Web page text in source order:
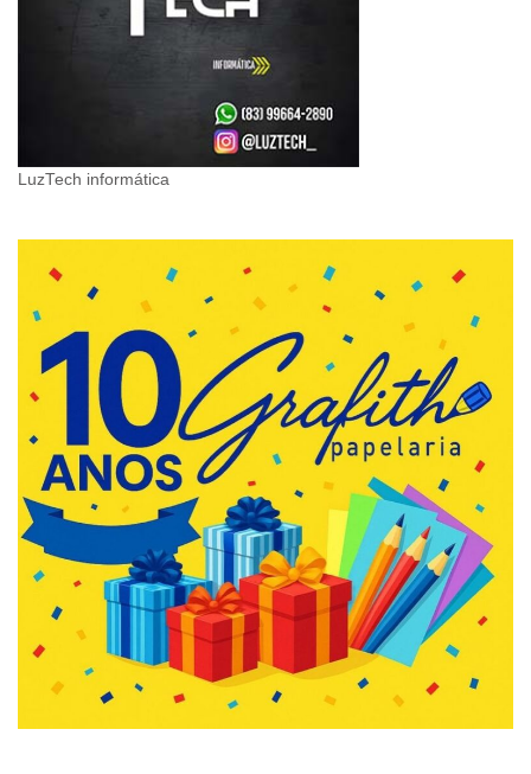
LuzTech informática